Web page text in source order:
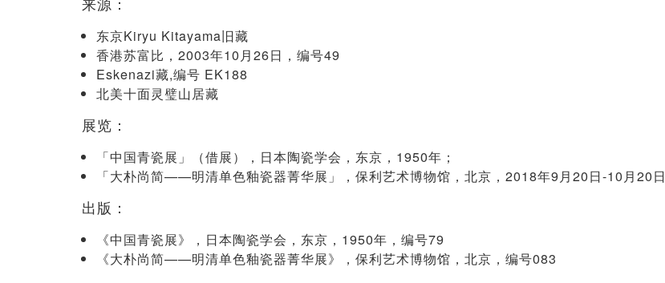
东京Kiryu Kitayama旧藏
香港苏富比，2003年10月26日，编号49
Eskenazi藏,编号 EK188
北美十面灵璧山居藏
展览：
「中国青瓷展」（借展），日本陶瓷学会，东京，1950年；
「大朴尚简——明清单色釉瓷器菁华展」，保利艺术博物馆，北京，2018年9月20日-10月20日
出版：
《中国青瓷展》，日本陶瓷学会，东京，1950年，编号79
《大朴尚简——明清单色釉瓷器菁华展》，保利艺术博物馆，北京，编号083